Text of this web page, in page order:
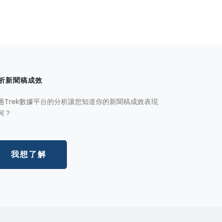
新聞稿成效
Trek數據平台的分析讓您知道你的新聞稿成效表現
？
我想了解